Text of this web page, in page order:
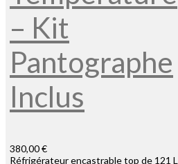
– Kit
Pantographe
Inclus
380,00 €
Réfrigérateur encastrable top de 121 L